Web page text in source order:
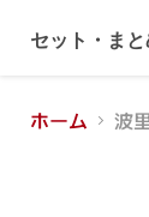
セット・ま
ホーム 波